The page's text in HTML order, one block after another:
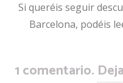
Si queréis seguir
Barcelona, podéis
1comentario.